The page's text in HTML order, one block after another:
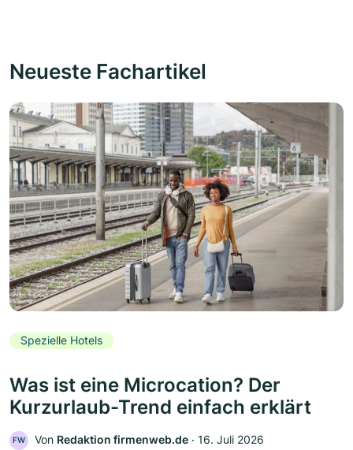
Neueste Fachartikel
Spezielle Hotels
Was ist eine Microcation? Der
Kurzurlaub-Trend einfach erklärt
FW Von Redaktion firmenweb.de ‧ 16. Juli 2026